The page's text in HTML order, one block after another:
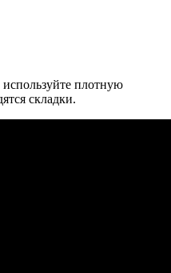
плотную
складки.